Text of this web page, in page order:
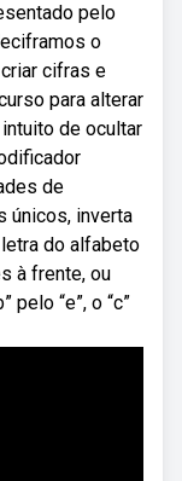
pelo
o
cifras e
para alterar
de ocultar
de
únicos, inverta
do alfabeto
à frente, ou
pelo “e”, o “c”